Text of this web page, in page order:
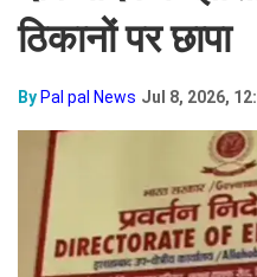
ठिकानों पर छापा
By Pal pal News Jul 8, 2026,